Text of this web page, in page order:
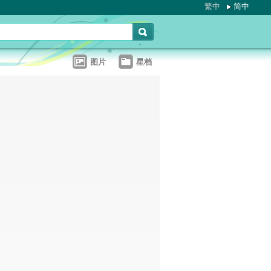
繁中 简中
图片 星档